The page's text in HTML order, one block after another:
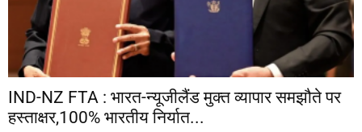
IND-NZ FTA : भारत-न्यूजीलैंड मुक्त व्यापार समझौते पर
हस्ताक्षर,100% भारतीय निर्यात...